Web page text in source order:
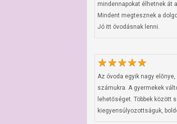
mindennapokat élhetnek át
Mindent megtesznek a
Jó itt óvodásnak lenni.
Az óvoda egyik nagy
számukra. A gyermekek
lehetőséget. Többek
kiegyensúlyozottságuk,